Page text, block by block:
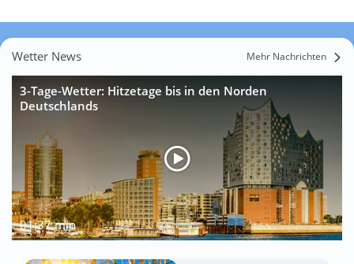
Wetter News Mehr Nachrichten
3-Tage-Wetter: Hitzetage bis in den Norden
Deutschlands
01:37 min